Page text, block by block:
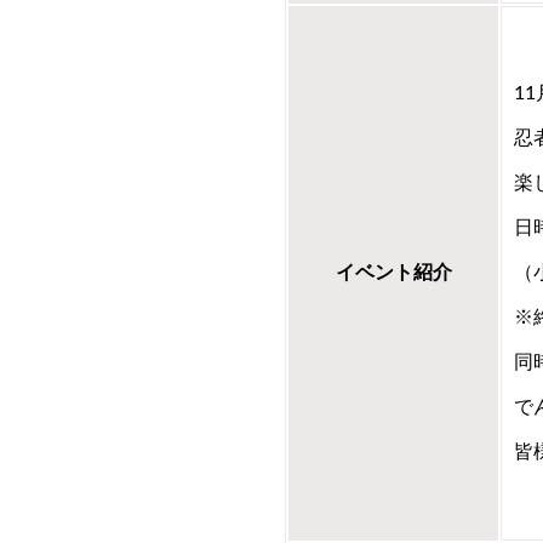
イベント紹介
11
忍
楽
日
※
同
で
皆